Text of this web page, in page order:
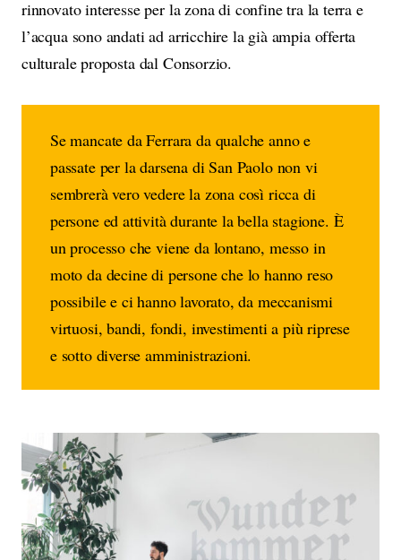
rinnovato interesse per la zona di confine tra la terra e
l’acqua sono andati ad arricchire la già ampia offerta
culturale proposta dal Consorzio.
Se mancate da Ferrara da qualche anno e
passate per la darsena di San Paolo non vi
sembrerà vero vedere la zona così ricca di
persone ed attività durante la bella stagione. È
un processo che viene da lontano, messo in
moto da decine di persone che lo hanno reso
possibile e ci hanno lavorato, da meccanismi
virtuosi, bandi, fondi, investimenti a più riprese
e sotto diverse amministrazioni.